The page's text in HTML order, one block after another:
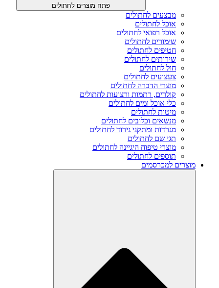
פתח מוצרים לחתולים
מבצעים לחתולים
אוכל לחתולים
אוכל רפואי לחתולים
שימורים לחתולים
חטיפים לחתולים
שירותים לחתולים
חול לחתולים
צעצועים לחתולים
מוצרי הדברה לחתולים
קולרים, רתמות ורצועות לחתולים
כלי אוכל ומים לחתולים
מיטות לחתולים
מנשאים וכלובים לחתולים
מגרדות ומתקני גירוד לחתולים
תגי שם לחתולים
מוצרי טיפוח היגיינה לחתולים
תוספים לחתולים
מוצרים למכרסמים